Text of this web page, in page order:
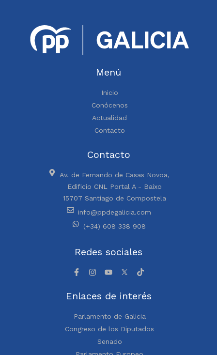
Menú
Inicio
Conócenos
Actualidad
Contacto
Contacto
Av. de Fernando de Casas Novoa,
Edificio CNL Portal A - Baixo
15707 Santiago de Compostela
info@ppdegalicia.com
(+34) 608 338 908
Redes sociales
Enlaces de interés
Parlamento de Galicia
Congreso de los Diputados
Senado